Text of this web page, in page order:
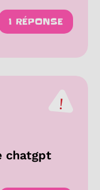
1 RÉPONSE
chatgpt